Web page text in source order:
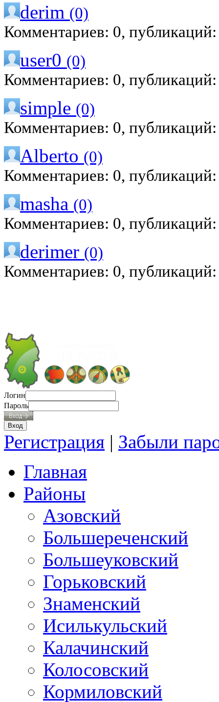
derim (0)
Комментариев: 0,
user0 (0)
Комментариев: 0,
simple (0)
Комментариев: 0,
Alberto (0)
Комментариев: 0,
masha (0)
Комментариев: 0,
derimer (0)
Комментариев: 0,
Логин
Пароль
Регистрация | Забыли
Главная
Районы
Азовский
Большереченский
Большеуковский
Горьковский
Знаменский
Исилькульский
Калачинский
Колосовский
Кормиловский